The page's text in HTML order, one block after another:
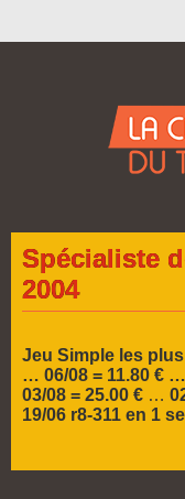
Spécialiste
2004
Jeu Simple les plus
… 06/08 = 11.80 €
03/08 = 25.00 € …
19/06 r8-311 en 1